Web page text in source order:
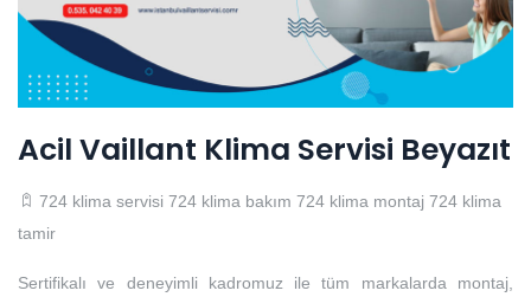
Acil Vaillant Klima Servisi Beyazıt
724 klima servisi 724 klima bakım 724 klima montaj 724 klima
tamir
Sertifikalı ve deneyimli kadromuz ile tüm markalarda montaj,